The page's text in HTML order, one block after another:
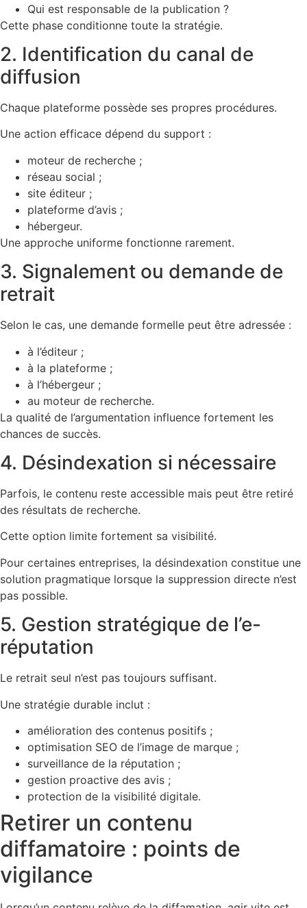
Qui est responsable de la publication ?
Cette phase conditionne toute la stratégie.
2. Identification du canal de
diffusion
Chaque plateforme possède ses propres procédures.
Une action efficace dépend du support :
moteur de recherche ;
réseau social ;
site éditeur ;
plateforme d’avis ;
hébergeur.
Une approche uniforme fonctionne rarement.
3. Signalement ou demande de
retrait
Selon le cas, une demande formelle peut être adressée :
à l’éditeur ;
à la plateforme ;
à l’hébergeur ;
au moteur de recherche.
La qualité de l’argumentation influence fortement les
chances de succès.
4. Désindexation si nécessaire
Parfois, le contenu reste accessible mais peut être retiré
des résultats de recherche.
Cette option limite fortement sa visibilité.
Pour certaines entreprises, la désindexation constitue une
solution pragmatique lorsque la suppression directe n’est
pas possible.
5. Gestion stratégique de l’e-
réputation
Le retrait seul n’est pas toujours suffisant.
Une stratégie durable inclut :
amélioration des contenus positifs ;
optimisation SEO de l’image de marque ;
surveillance de la réputation ;
gestion proactive des avis ;
protection de la visibilité digitale.
Retirer un contenu
diffamatoire : points de
vigilance